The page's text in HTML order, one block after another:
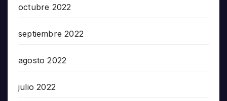
octubre 2022
septiembre 2022
agosto 2022
julio 2022